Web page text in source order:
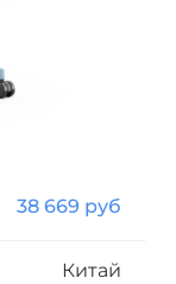
38 669 руб
Китай